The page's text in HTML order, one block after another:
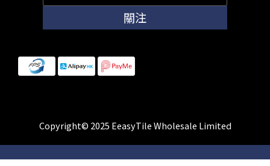
關注
Copyright© 2025 EeasyTile Wholesale Limited